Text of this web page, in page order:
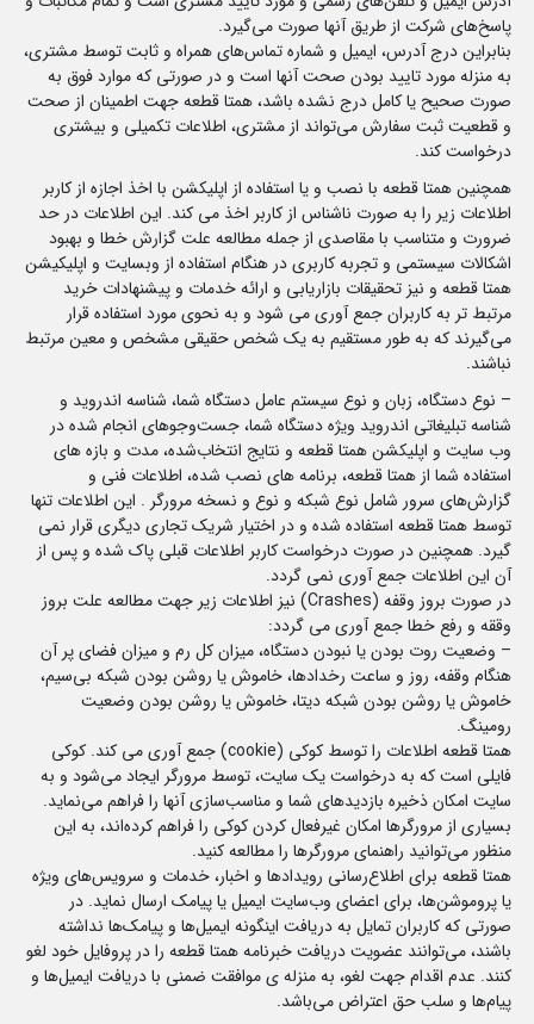
پاسخ‌های شرکت از طریق آنها صورت می‌گیرد.
بنابراین درج آدرس، ایمیل و شماره تماس‌های همراه و ثابت توسط مشتری،
به منزله مورد تایید بودن صحت آنها است و در صورتی که موارد فوق به
صورت صحیح یا کامل درج نشده باشد، همتا قطعه جهت اطمینان از صحت
و قطعیت ثبت سفارش می‌تواند از مشتری، اطلاعات تکمیلی و بیشتری
درخواست کند.
همچنین همتا قطعه با نصب و یا استفاده از اپلیکشن با اخذ اجازه از کاربر
اطلاعات زیر را به صورت ناشناس از کاربر اخذ می کند. این اطلاعات در حد
ضرورت و متناسب با مقاصدی از جمله مطالعه علت گزارش خطا و بهبود
اشکالات سیستمی و تجربه کاربری در هنگام استفاده از وبسایت و اپلیکیشن
همتا قطعه و نیز تحقیقات بازاریابی و ارائه خدمات و پیشنهادات خرید
مرتبط تر به کاربران جمع آوری می شود و به نحوی مورد استفاده قرار
می‌گیرند که به طور مستقیم به یک شخص حقیقی مشخص و معین مرتبط
نباشند.
– نوع دستگاه، زبان و نوع سیستم عامل دستگاه شما، شناسه اندروید و
شناسه تبلیغاتی اندروید ویژه دستگاه شما، جست‌وجوهای انجام شده در
وب سایت و اپلیکشن همتا قطعه و نتایج انتخاب‌شده، مدت و بازه های
استفاده شما از همتا قطعه، برنامه های نصب شده، اطلاعات فنی و
گزارش‌های سرور شامل نوع شبکه و نوع و نسخه مرورگر . این اطلاعات تنها
توسط همتا قطعه استفاده شده و در اختیار شریک تجاری دیگری قرار نمی
گیرد. همچنین در صورت درخواست کاربر اطلاعات قبلی پاک شده و پس از
آن این اطلاعات جمع آوری نمی گردد.
در صورت بروز وقفه (Crashes) نیز اطلاعات زیر جهت مطالعه علت بروز
وققه و رفع خطا جمع آوری می گردد:
– وضعیت روت بودن یا نبودن دستگاه، میزان کل رم و میزان فضای پر آن
هنگام وقفه، روز و ساعت رخدادها، خاموش یا روشن بودن شبکه بی‌سیم،
خاموش یا روشن بودن شبکه دیتا، خاموش یا روشن بودن وضعیت
رومینگ.
همتا قطعه اطلاعات را توسط کوکی (cookie) جمع آوری می کند. کوکی
فایلی است که به درخواست یک سایت، توسط مرورگر ایجاد می‌شود و به
سایت امکان ذخیره بازدید‌های شما و مناسب‌سازی آنها را فراهم می‌نماید.
بسیاری از مرورگرها امکان غیرفعال کردن کوکی را فراهم کرده‌اند، به این
منظور می‌توانید راهنمای مرورگرها را مطالعه کنید.
همتا قطعه برای اطلاع‌رسانی رویدادها و اخبار، خدمات و سرویس‌های ویژه
یا پروموشن‌ها، برای اعضای وب‌سایت ایمیل یا پیامک ارسال نماید. در
صورتی که کاربران تمایل به دریافت اینگونه ایمیل‌ها و پیامک‌ها نداشته
باشند، می‌توانند عضویت دریافت خبرنامه همتا قطعه را در پروفایل خود لغو
کنند. عدم اقدام جهت لغو، به منزله ی موافقت ضمنی با دریافت ایمیل‌ها و
پیام‌ها و سلب حق اعتراض می‌باشد.